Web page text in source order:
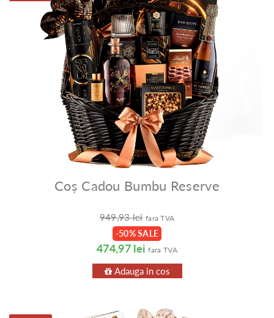
Coș Cadou Bumbu Reserve
949,93 lei fara TVA
-50% SALE
474,97 lei fara TVA
Adauga in cos